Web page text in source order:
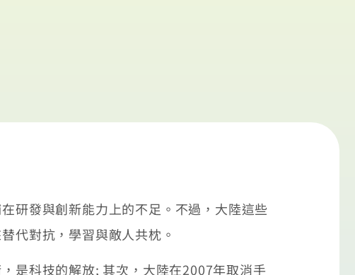
研發與創新能力上的不足。不過，大陸這些
代對抗，學習與敵人共枕。
是科技的解放; 其次，大陸在2007年取消手